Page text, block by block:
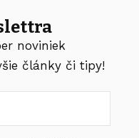
noviniek
články či tipy!